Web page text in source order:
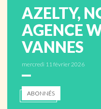
AZELTY,
AGENCE
VANNES
mercredi 11 février 2026
ABONNÉS